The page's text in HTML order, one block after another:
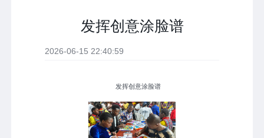
发挥创意涂脸谱
2026-06-15 22:40:59
发挥创意涂脸谱